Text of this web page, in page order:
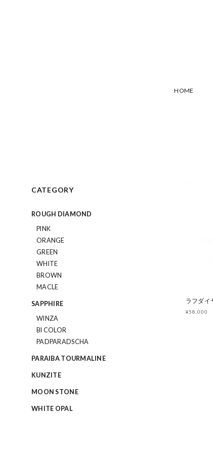
HOME
CATEGORY
ROUGH DIAMOND
PINK
ORANGE
GREEN
WHITE
BROWN
MACLE
SAPPHIRE
WINZA
BI COLOR
PADPARADSCHA
PARAIBA TOURMALINE
KUNZITE
MOON STONE
WHITE OPAL
¥58,000